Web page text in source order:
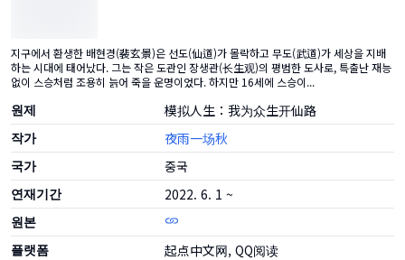
지구에서 환생한 배현경(裴玄景)은 선도(仙道)가 몰락하고 무도(武道)가 세상을 지배
하는 시대에 태어났다. 그는 작은 도관인 장생관(长生观)의 평범한 도사로, 특출난 재능
없이 스승처럼 조용히 늙어 죽을 운명이었다. 하지만 16세에 스승이...
원제 模拟人生：我为众生开仙路
작가 夜雨一场秋
국가 중국
연재기간 2022. 6. 1 ~
원본
플랫폼
起点中文网, QQ阅读